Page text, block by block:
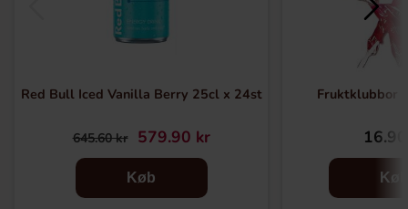
Red Bull Iced Vanilla Berry 25cl x 24st
645.60 kr 579.90 kr
Køb
Fruktklubbor
Køb